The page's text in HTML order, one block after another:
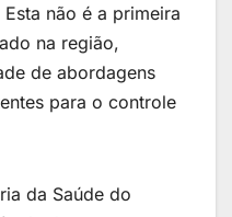
não é a primeira
na região,
de abordagens
para o controle
da Saúde do